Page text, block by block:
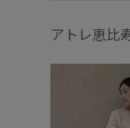
アトレ恵比